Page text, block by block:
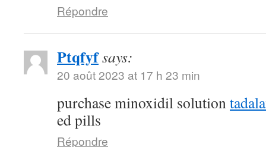
Répondre
Ptqfyfsays:
20 août 2023 at 17 h 23 min
purchase minoxidil solution
ed pills
Répondre